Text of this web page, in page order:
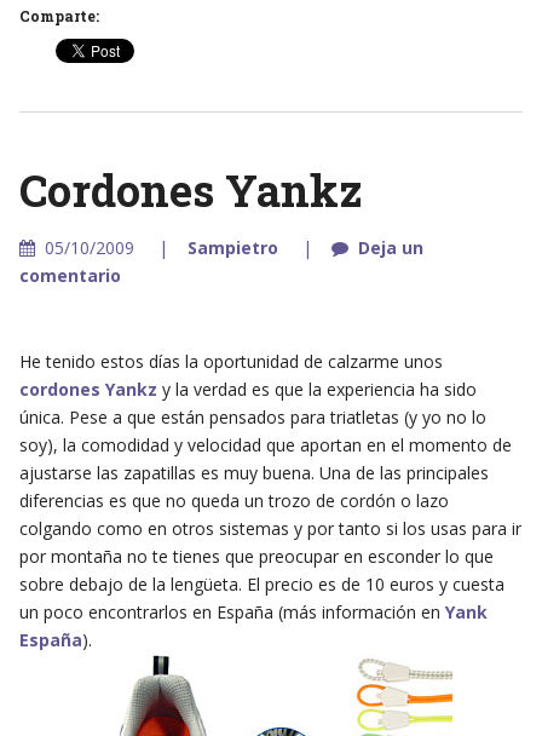
Comparte:
Cordones Yankz
05/10/2009 Sampietro
Deja un
comentario
He tenido estos días la oportunidad de calzarme unos
cordones Yankz y la verdad es que la experiencia ha sido
única. Pese a que están pensados para triatletas (y yo no lo
soy), la comodidad y velocidad que aportan en el momento de
ajustarse las zapatillas es muy buena. Una de las principales
diferencias es que no queda un trozo de cordón o lazo
colgando como en otros sistemas y por tanto si los usas para ir
por montaña no te tienes que preocupar en esconder lo que
sobre debajo de la lengüeta. El precio es de 10 euros y cuesta
un poco encontrarlos en España (más información en Yank
España).